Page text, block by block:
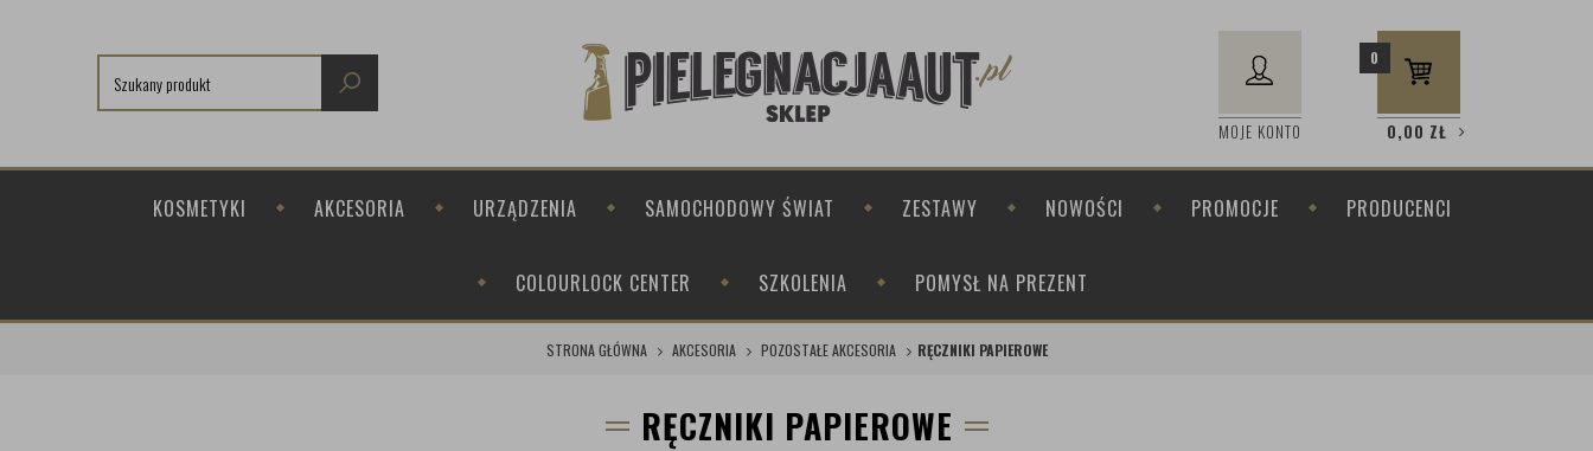
MOJE KONTO
0
0,00 ZŁ
KOSMETYKI AKCESORIA URZĄDZENIA SAMOCHODOWY ŚWIAT ZESTAWY NOWOŚCI PROMOCJE PRODUCENCI
COLOURLOCK CENTER SZKOLENIA POMYSŁ NA PREZENT
STRONA GŁÓWNA AKCESORIA POZOSTAŁE AKCESORIA RĘCZNIKI PAPIEROWE
RĘCZNIKI PAPIEROWE